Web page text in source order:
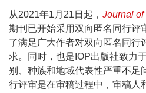
从2021年1月21日起， Journal of
期刊已开始采用双向匿名同行评
了满足广大作者对双向匿名同行
求。同时，也是IOP出版社致力
别、种族和地域代表性严重不足
行评审是在审稿过程中，审稿人